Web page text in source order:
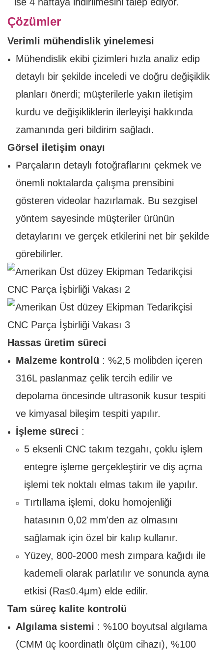
Çözümler
Verimli mühendislik yinelemesi
Mühendislik ekibi çizimleri hızla analiz edip
detaylı bir şekilde inceledi ve doğru değişiklik
planları önerdi; müşterilerle yakın iletişim
kurdu ve değişikliklerin ilerleyişi hakkında
zamanında geri bildirim sağladı.
Görsel iletişim onayı
Parçaların detaylı fotoğraflarını çekmek ve
önemli noktalarda çalışma prensibini
gösteren videolar hazırlamak. Bu sezgisel
yöntem sayesinde müşteriler ürünün
detaylarını ve gerçek etkilerini net bir şekilde
görebilirler.
Hassas üretim süreci
Malzeme kontrolü : %2,5 molibden içeren
316L paslanmaz çelik tercih edilir ve
depolama öncesinde ultrasonik kusur tespiti
ve kimyasal bileşim tespiti yapılır.
İşleme süreci :
5 eksenli CNC takım tezgahı, çoklu işlem
entegre işleme gerçekleştirir ve diş açma
işlemi tek noktalı elmas takım ile yapılır.
Tırtıllama işlemi, doku homojenliği
hatasının 0,02 mm'den az olmasını
sağlamak için özel bir kalıp kullanır.
Yüzey, 800-2000 mesh zımpara kağıdı ile
kademeli olarak parlatılır ve sonunda ayna
etkisi (Ra≤0.4μm) elde edilir.
Tam süreç kalite kontrolü
Algılama sistemi : %100 boyutsal algılama
(CMM üç koordinatlı ölçüm cihazı), %100